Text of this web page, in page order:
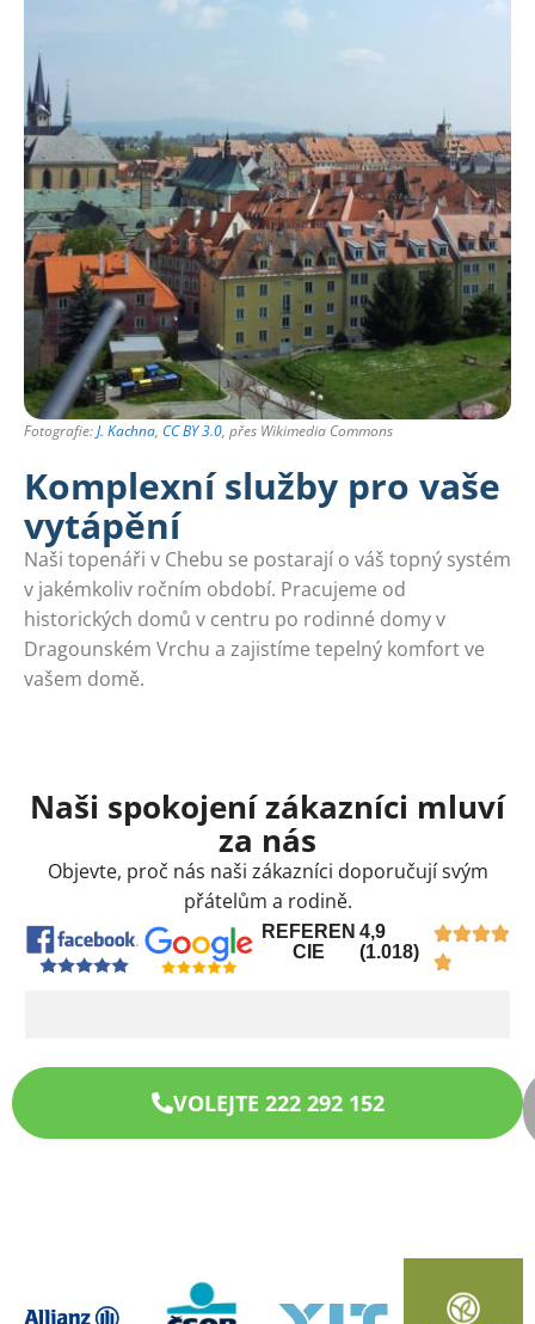
Fotografie:J. Kachna, CC BY 3.0, přes Wikimedia Commons
Komplexní služby pro vaše
vytápění
Naši topenáři v Chebu se postarají o váš topný systém
v jakémkoliv ročním období. Pracujeme od
historických domů v centru po rodinné domy v
Dragounském Vrchu a zajistíme tepelný komfort ve
vašem domě.
Naši spokojení zákazníci mluví
za nás
Objevte, proč nás naši zákazníci doporučují svým
přátelům a rodině.
REFEREN
CIE
4,9
(1.018)
VOLEJTE 222 292 152